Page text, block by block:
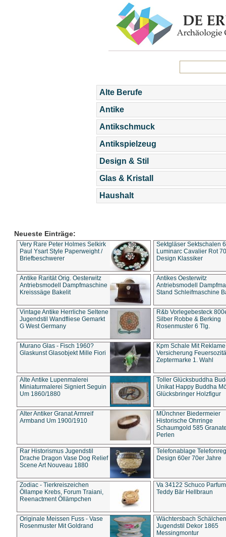
Alte Berufe
Antike
Antikschmuck
Antikspielzeug
Design & Stil
Glas & Kristall
Haushalt
Neueste Einträge:
Very Rare Peter Holmes Selkirk
Paul Ysart Style Paperweight /
Briefbeschwerer
Sektgläser Sektschalen
Luminarc Cavalier Rot
Design Klassiker
Antike Rarität Orig. Oesterwitz
Antriebsmodell Dampfmaschine
Kreisssäge Bakelit
Antikes Oesterwitz
Antriebsmodell
Stand Schleifmaschine
Vintage Antike Herrliche Seltene
Jugendstil Wandfliese Gemarkt
G West Germany
R&b Vorlegebesteck
Silber Robbe & Berking
Rosenmuster 6 Tlg.
Murano Glas - Fisch 1960?
Glaskunst Glasobjekt Mille Fiori
Kpm Schale Mit Reklame
Versicherung
Zeptermarke 1. Wahl
Alte Antike Lupenmalerei
Miniaturmalerei Signiert Seguin
Um 1860/1880
Toller Glücksbuddha
Unikat Happy Buddha
Glücksbringer Holzfigur
Alter Antiker Granat Armreif
Armband Um 1900/1910
MÜnchner Biedermeier
Historische Ohrringe
Schaumgold 585
Perlen
Rar Historismus Jugendstil
Drache Dragon Vase Dog Relief
Scene Art Nouveau 1880
Telefonablage
Design 60er 70er Jahre
Zodiac - Tierkreiszeichen
Öllampe Krebs, Forum Traiani,
Reenactment Öllämpchen
Va 34122 Schuco
Teddy Bär Hellbraun
Originale Meissen Fuss - Vase
Rosenmuster Mit Goldrand
Wächtersbach Schälchen
Jugendstil Dekor 1865
Messingmontur